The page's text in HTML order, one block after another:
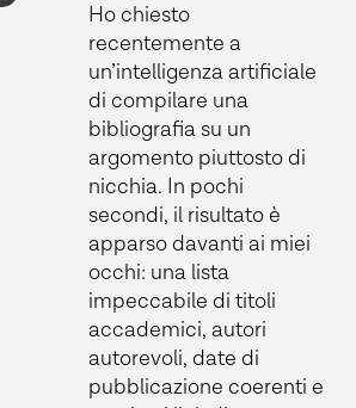
Ho chiesto
recentemente a
un’intelligenza artificiale
di compilare una
bibliografia su un
argomento piuttosto di
nicchia. In pochi
secondi, il risultato è
apparso davanti ai miei
occhi: una lista
impeccabile di titoli
accademici, autori
autorevoli, date di
pubblicazione coerenti e